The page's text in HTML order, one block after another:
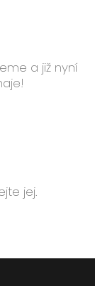
a již nyní
jej.